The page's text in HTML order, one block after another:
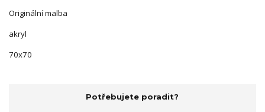
Originální malba
akryl
70x70
Potřebujete poradit?